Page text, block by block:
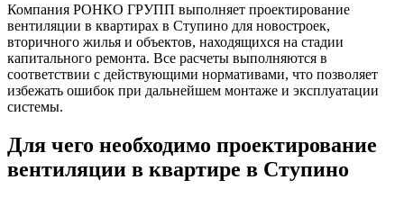
Компания РОНКО ГРУПП выполняет проектирование
вентиляции в квартирах в Ступино для новостроек,
вторичного жилья и объектов, находящихся на стадии
капитального ремонта. Все расчеты выполняются в
соответствии с действующими нормативами, что позволяет
избежать ошибок при дальнейшем монтаже и эксплуатации
системы.
Для чего необходимо проектирование
вентиляции в квартире в Ступино